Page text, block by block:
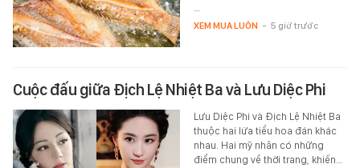
XEM MUA LUÔN - 5 giờ trước
Cuộc đấu giữa Địch Lệ Nhiệt Ba và Lưu Diệc Phi
Lưu Diệc Phi và Địch Lệ Nhiệt Ba
thuộc hai lứa tiểu hoa đán khác
nhau. Hai mỹ nhân có những
điểm chung về thời trang, khiến…